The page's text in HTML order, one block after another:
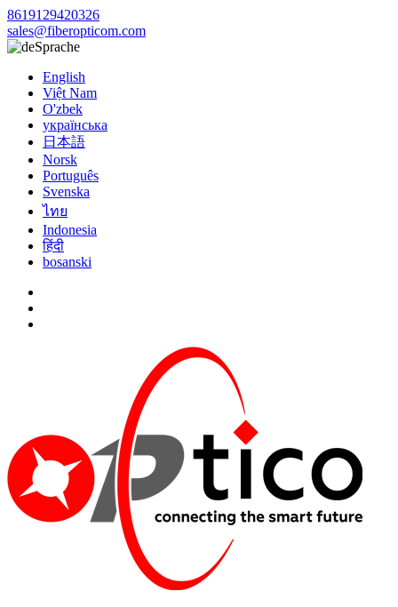
8619129420326
sales@fiberopticom.com
Sprache
English
Việt Nam
O'zbek
українська
日本語
Norsk
Português
Svenska
ไทย
Indonesia
हिंदी
bosanski